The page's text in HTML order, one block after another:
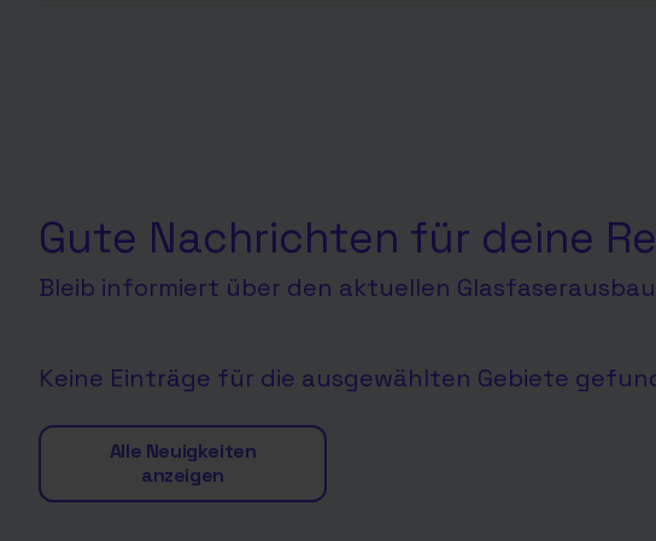
Gute Nachrichten für deine
Bleib informiert über den aktuellen
Keine Einträge für die ausgewählten Gebiete
Alle Neuigkeiten
anzeigen